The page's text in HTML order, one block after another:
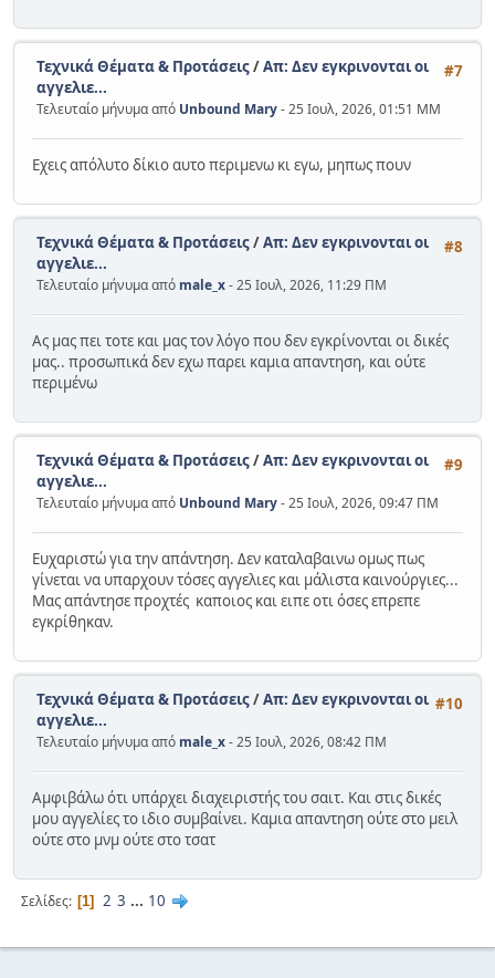
#7
Τεχνικά Θέματα & Προτάσεις/Απ: Δεν εγκρινονται οι
αγγελιε...
Τελευταίο μήνυμα από Unbound Mary- 25 Ιουλ, 2026, 01:51 ΜΜ
Εχεις απόλυτο δίκιο αυτο περιμενω κι εγω, μηπως πουν
#8
Τεχνικά Θέματα & Προτάσεις/Απ: Δεν εγκρινονται οι
αγγελιε...
Τελευταίο μήνυμα από male_x- 25 Ιουλ, 2026, 11:29 ΠΜ
Ας μας πει τοτε και μας τον λόγο που δεν εγκρίνονται οι δικές
μας.. προσωπικά δεν εχω παρει καμια απαντηση, και ούτε
περιμένω
#9
Τεχνικά Θέματα & Προτάσεις/Απ: Δεν εγκρινονται οι
αγγελιε...
Τελευταίο μήνυμα από Unbound Mary- 25 Ιουλ, 2026, 09:47 ΠΜ
Ευχαριστώ για την απάντηση. Δεν καταλαβαινω ομως πως
γίνεται να υπαρχουν τόσες αγγελιες και μάλιστα καινούργιες...
Μας απάντησε προχτές καποιος και ειπε οτι όσες επρεπε
εγκρίθηκαν.
#10
Τεχνικά Θέματα & Προτάσεις/Απ: Δεν εγκρινονται οι
αγγελιε...
Τελευταίο μήνυμα από male_x- 25 Ιουλ, 2026, 08:42 ΠΜ
Αμφιβάλω ότι υπάρχει διαχειριστής του σαιτ. Και στις δικές
μου αγγελίες το ιδιο συμβαίνει. Καμια απαντηση ούτε στο μειλ
ούτε στο μνμ ούτε στο τσατ
Σελίδες 1 2 3 ... 10